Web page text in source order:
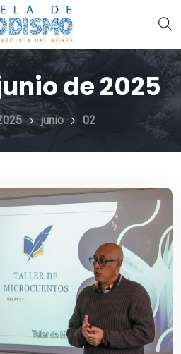
de 2025
junio 02